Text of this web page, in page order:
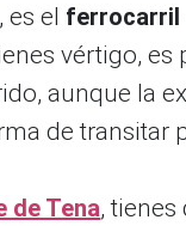
es el ferrocarril
vértigo, es
aunque la
de transitar
de Tena, tienes